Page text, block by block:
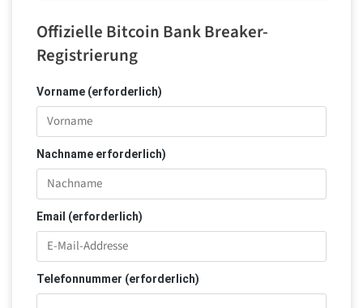
Offizielle Bitcoin Bank Breaker-
Registrierung
Vorname (erforderlich)
Nachname erforderlich)
Email (erforderlich)
Telefonnummer (erforderlich)